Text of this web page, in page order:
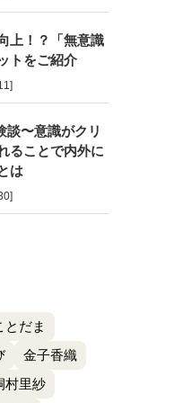
上！？「無意識
トをご紹介
〜意識がクリ
ることで内外に
は
とだま
金子香織
村里紗